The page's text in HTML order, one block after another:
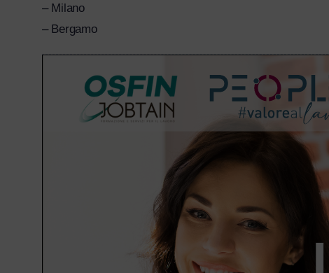
– Milano
– Bergamo